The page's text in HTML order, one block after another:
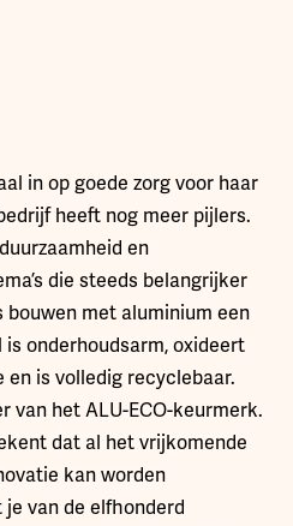
in op goede zorg voor haar
heeft nog meer pijlers.
en
die steeds belangrijker
met aluminium een
onderhoudsarm, oxideert
en is volledig recyclebaar.
van het ALU-ECO-keurmerk.
dat al het vrijkomende
kan worden
van de elfhonderd